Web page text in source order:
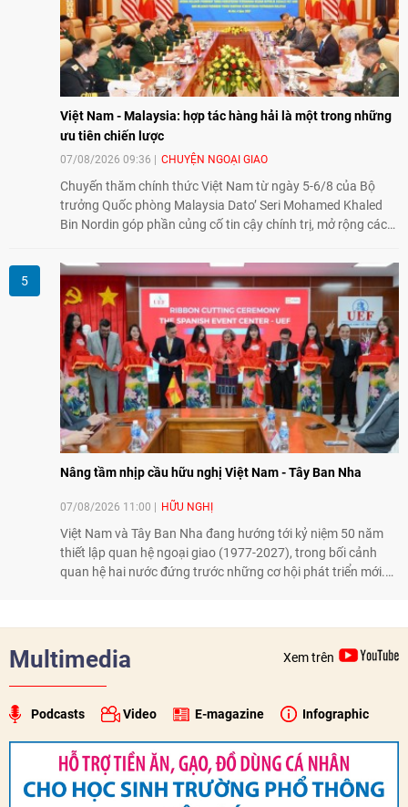
Việt Nam - Malaysia: hợp tác hàng hải là một trong những
ưu tiên chiến lược
07/08/2026 09:36 CHUYỆN NGOẠI GIAO
Chuyến thăm chính thức Việt Nam từ ngày 5-6/8 của Bộ
trưởng Quốc phòng Malaysia Dato’ Seri Mohamed Khaled
Bin Nordin góp phần củng cố tin cậy chính trị, mở rộng các
Malaysia theo hướng ngày càng thực chất.
Nâng tầm nhịp cầu hữu nghị Việt Nam - Tây Ban Nha
07/08/2026 11:00 HỮU NGHỊ
Việt Nam và Tây Ban Nha đang hướng tới kỷ niệm 50 năm
thiết lập quan hệ ngoại giao (1977-2027), trong bối cảnh
quan hệ hai nước đứng trước những cơ hội phát triển mới.
xã hội, tăng cường hiểu biết, tin cậy và gắn bó giữa nhân
dân hai nước.
Multimedia Xem trên
Podcasts Video E-magazine Infographic